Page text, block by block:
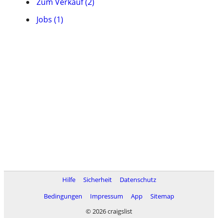
Jobs (1)
Hilfe Sicherheit
Datenschutz
Bedingungen
Impressum App
Sitemap
© 2026 craigslist